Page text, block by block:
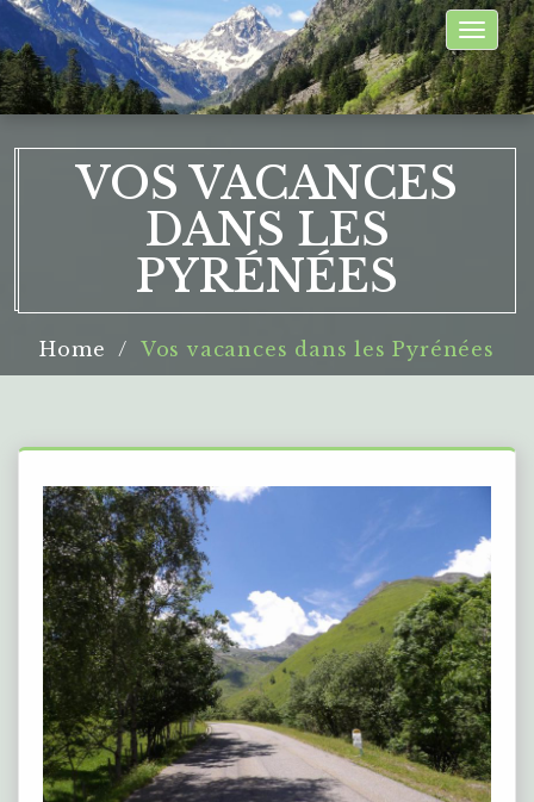
Toggle
VOS VACANCES
DANS LES
PYRÉNÉES
Home Vos vacances dans les Pyrénées